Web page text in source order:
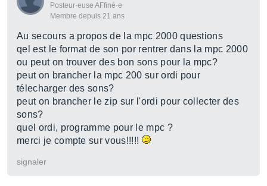
Posteur·euse AFfiné·e
Membre depuis 21 ans
Au secours a propos de la mpc 2000 questions
qel est le format de son por rentrer dans la mpc 2000
ou peut on trouver des bon sons pour la mpc?
peut on brancher la mpc 200 sur ordi pour
télecharger des sons?
peut on brancher le zip sur l'ordi pour collecter des
sons?
quel ordi, programme pour le mpc ?
merci je compte sur vous!!!!!
signaler